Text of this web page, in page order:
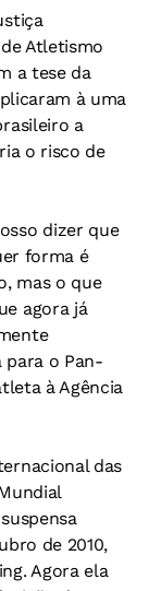
Atletismo
a tese da
à uma
a
o risco de
dizer que
forma é
mas o que
agora já
para o Pan-
à Agência
das
de 2010,
Agora ela